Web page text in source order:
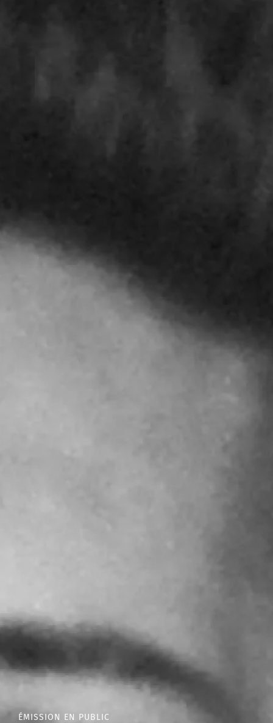
ÉMISSION EN PUBLIC